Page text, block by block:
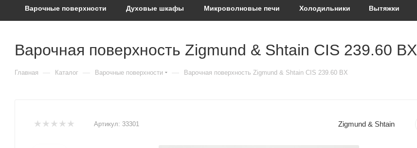
Варочные поверхности Духовые шкафы Микроволновые печи Холодильники Вытяжки
Варочная поверхность Zigmund & Shtain CIS 239.60 BX
Главная — Каталог — Варочные поверхности — Варочная поверхность Zigmund & Shtain CIS 239.60 BX
Артикул: 33301 Zigmund & Shtain